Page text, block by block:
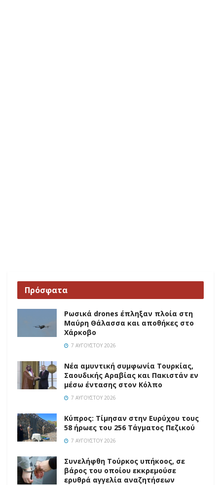
Πρόσφατα
Ρωσικά drones έπληξαν πλοία στη
Μαύρη Θάλασσα και αποθήκες στο
Χάρκοβο
7 ΑΥΓΟΎΣΤΟΥ 2026
Νέα αμυντική συμφωνία Τουρκίας,
Σαουδικής Αραβίας και Πακιστάν εν
μέσω έντασης στον Κόλπο
7 ΑΥΓΟΎΣΤΟΥ 2026
Κύπρος: Τίμησαν στην Ευρύχου τους
58 ήρωες του 256 Τάγματος Πεζικού
7 ΑΥΓΟΎΣΤΟΥ 2026
Συνελήφθη Τούρκος υπήκοος, σε
βάρος του οποίου εκκρεμούσε
ερυθρά αγγελία αναζητήσεων